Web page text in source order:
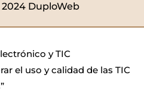
DuploWeb
y TIC
el uso y calidad de las TIC